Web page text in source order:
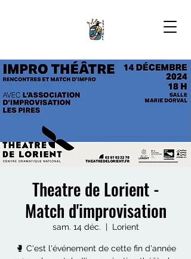
Theatre de Lorient -
Match d'improvisation
sam. 14 déc.
  |
Lorient
🥊 C'est l'événement de cette fin d'année